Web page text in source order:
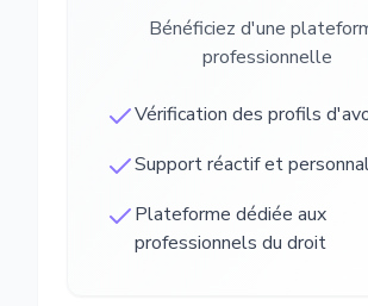
Bénéficiez d'une
professionnelle
Vérification des profils
Support réactif et
Plateforme dédiée aux
professionnels du droit